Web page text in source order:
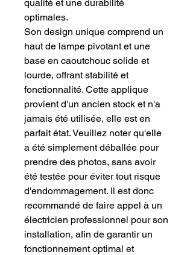
qualité et une durabilité
optimales.
Son design unique comprend un
haut de lampe pivotant et une
base en caoutchouc solide et
lourde, offrant stabilité et
fonctionnalité. Cette applique
provient d'un ancien stock et n'a
jamais été utilisée, elle est en
parfait état. Veuillez noter qu'elle
a été simplement déballée pour
prendre des photos, sans avoir
été testée pour éviter tout risque
d'endommagement. Il est donc
recommandé de faire appel à un
électricien professionnel pour son
installation, afin de garantir un
fonctionnement optimal et